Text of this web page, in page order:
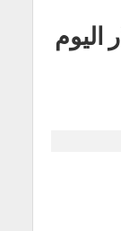
اليوم